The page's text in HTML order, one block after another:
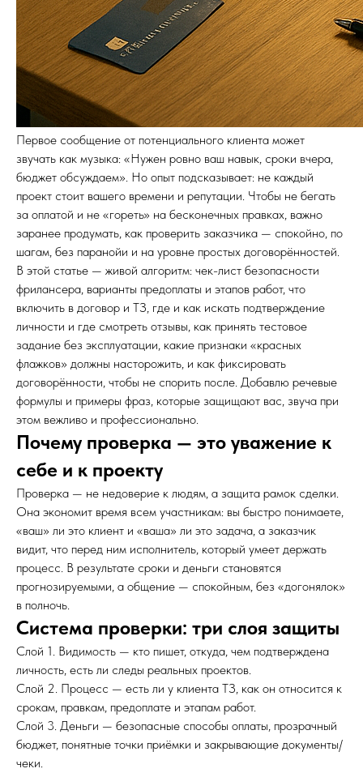
Первое сообщение от потенциального клиента может
звучать как музыка: «Нужен ровно ваш навык, сроки вчера,
бюджет обсуждаем». Но опыт подсказывает: не каждый
проект стоит вашего времени и репутации. Чтобы не бегать
за оплатой и не «гореть» на бесконечных правках, важно
заранее продумать, как проверить заказчика — спокойно, по
шагам, без паранойи и на уровне простых договорённостей.
В этой статье — живой алгоритм: чек-лист безопасности
фрилансера, варианты предоплаты и этапов работ, что
включить в договор и ТЗ, где и как искать подтверждение
личности и где смотреть отзывы, как принять тестовое
задание без эксплуатации, какие признаки «красных
флажков» должны насторожить, и как фиксировать
договорённости, чтобы не спорить после. Добавлю речевые
формулы и примеры фраз, которые защищают вас, звуча при
этом вежливо и профессионально.
Почему проверка — это уважение к
себе и к проекту
Проверка — не недоверие к людям, а защита рамок сделки.
Она экономит время всем участникам: вы быстро понимаете,
«ваш» ли это клиент и «ваша» ли это задача, а заказчик
видит, что перед ним исполнитель, который умеет держать
процесс. В результате сроки и деньги становятся
прогнозируемыми, а общение — спокойным, без «догонялок»
в полночь.
Система проверки: три слоя защиты
Слой 1. Видимость — кто пишет, откуда, чем подтверждена
личность, есть ли следы реальных проектов.
Слой 2. Процесс — есть ли у клиента ТЗ, как он относится к
срокам, правкам, предоплате и этапам работ.
Слой 3. Деньги — безопасные способы оплаты, прозрачный
бюджет, понятные точки приёмки и закрывающие документы/
чеки.